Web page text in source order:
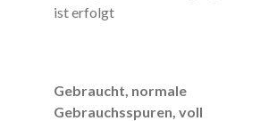
ist erfolgt
Gebraucht, normale
Gebrauchsspuren, voll